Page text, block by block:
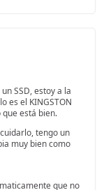
SSD, estoy a la
es el KINGSTON
que está bien.
tengo un
muy bien como
que no